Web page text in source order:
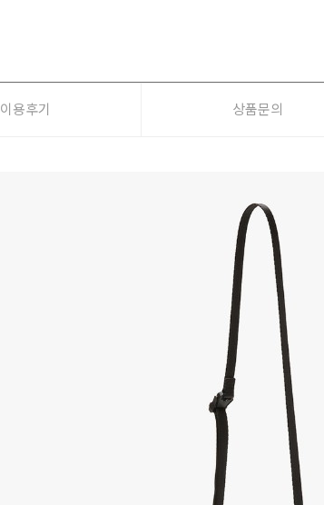
이용후기 상품문의